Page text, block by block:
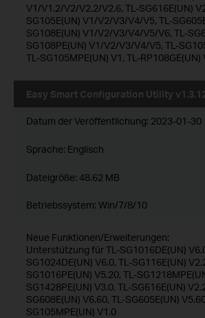
V1/V1.2/V2/V2.2/V2.6, TL-SG616E(UN)
SG105E(UN) V1/V2/V3/V4/V5, TL-
SG108E(UN) V1/V2/V3/V4/V5/V6, TL-
SG108PE(UN) V1/V2/V3/V4/V5, TL-
TL-SG105MPE(UN) V1, TL-RP108GE(UN)
Easy Smart Configuration Utility
Datum der Veröffentlichung: 2023-01-30
Sprache: Englisch
Dateigröße: 48.62 MB
Betriebssystem: Win/7/8/10
Neue Funktionen/Erweiterungen:
Unterstützung für TL-SG1016DE(UN)
SG1024DE(UN) V6.0, TL-SG116E(UN)
SG1016PE(UN) V5.20, TL-
SG1428PE(UN) V3.0, TL-SG616E(UN)
SG608E(UN) V6.60, TL-SG605E(UN)
SG105MPE(UN) V1.0